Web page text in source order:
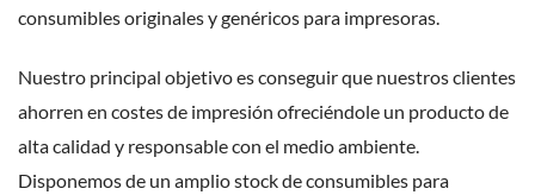
consumibles originales y genéricos para impresoras.
Nuestro principal objetivo es conseguir que nuestros clientes
ahorren en costes de impresión ofreciéndole un producto de
alta calidad y responsable con el medio ambiente.
Disponemos de un amplio stock de consumibles para